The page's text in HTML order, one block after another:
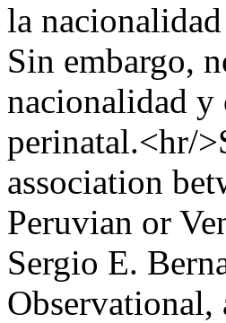
la
Sin embargo,
nacionalidad y
perinatal.<hr/
association
Peruvian or
Sergio E.
Observational,